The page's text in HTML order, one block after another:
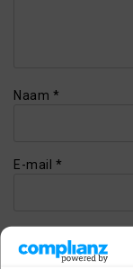
Naam *
E-mail *